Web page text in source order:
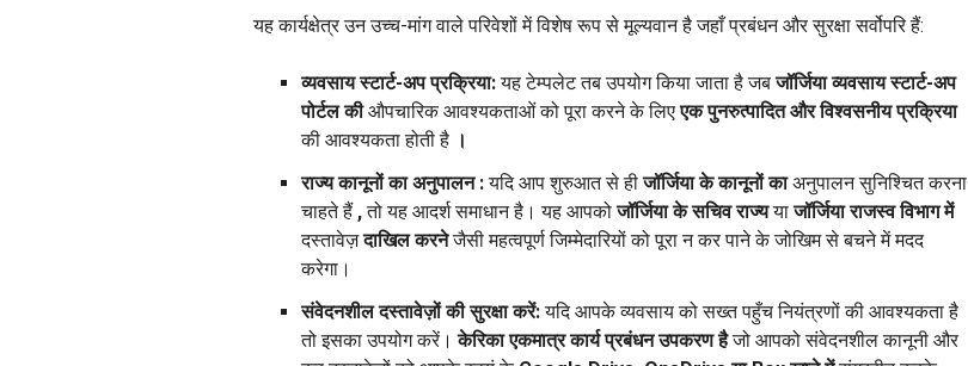
यह कार्यक्षेत्र उन उच्च-मांग वाले परिवेशों में विशेष रूप से मूल्यवान है जहाँ प्रबंधन और सुरक्षा सर्वोपरि हैं:
व्यवसाय स्टार्ट-अप प्रक्रिया:यह टेम्पलेट तब उपयोग किया जाता है जबजॉर्जिया व्यवसाय स्टार्ट-अप
पोर्टल कीऔपचारिक आवश्यकताओं को पूरा करने के लिएएक पुनरुत्पादित और विश्वसनीय प्रक्रिया
की आवश्यकता होती है ।
राज्य कानूनों का अनुपालन :यदि आप शुरुआत से हीजॉर्जिया के कानूनों काअनुपालन सुनिश्चित करना
चाहते हैं ,तो यह आदर्श समाधान है। यह आपकोजॉर्जिया के सचिव राज्ययाजॉर्जिया राजस्व विभाग में
दस्तावेज़दाखिल करनेजैसी महत्वपूर्ण जिम्मेदारियों को पूरा न कर पाने के जोखिम से बचने में मदद
करेगा।
संवेदनशील दस्तावेज़ों की सुरक्षा करें:यदि आपके व्यवसाय को सख्त पहुँच नियंत्रणों की आवश्यकता है
तो इसका उपयोग करें।केरिका एकमात्र कार्य प्रबंधन उपकरण हैजो आपको संवेदनशील कानूनी और